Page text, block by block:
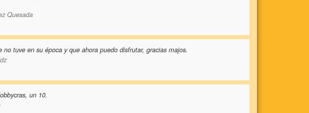
Quesada
tuve en su época y que ahora puedo disfrutar, gracias majos.
un 10.